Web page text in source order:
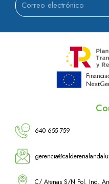
640 655 759
C/ Atenas S/N Pol. Ind.